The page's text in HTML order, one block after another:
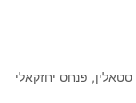
סטאלין, פנחס יחזקאלי